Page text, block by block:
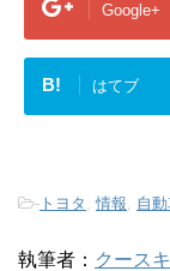
Google+
B! はてブ
- トヨタ 情報 自
執筆者： クース